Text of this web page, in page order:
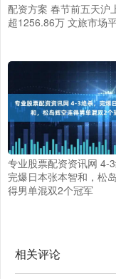
配资方案 春节前五天沪
超1256.86万 文旅市场
专业股票配资资讯网 4-3
完爆日本张本智和，松
得男单混双2个冠军
相关评论